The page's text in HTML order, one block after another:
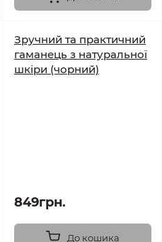
Зручний та практичний
гаманець з натуральної
шкіри (чорний)
849грн.
До кошика